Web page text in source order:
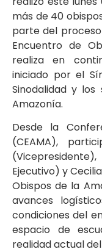
más de 40
parte del
Encuentro de
realiza en
iniciado por el
Sinodalidad y
Amazonía.
Desde la
(CEAMA),
Ejecutivo) y
Obispos de la
avances
condiciones del
espacio de
realidad actual